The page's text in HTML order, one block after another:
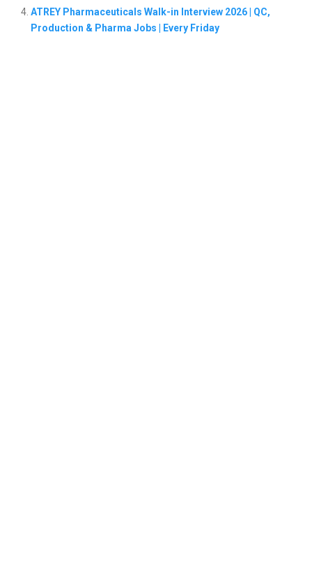
ATREY Pharmaceuticals Walk-in Interview 2026 | QC,
Production & Pharma Jobs | Every Friday